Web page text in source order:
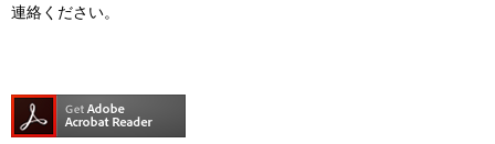
連絡ください。